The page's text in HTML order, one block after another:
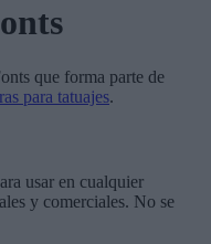
que forma parte de
para tatuajes.
usar en cualquier
y comerciales. No se